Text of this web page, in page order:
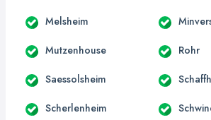
Melsheim
Mutzenhouse Rohr
Saessolsheim
Scherlenheim